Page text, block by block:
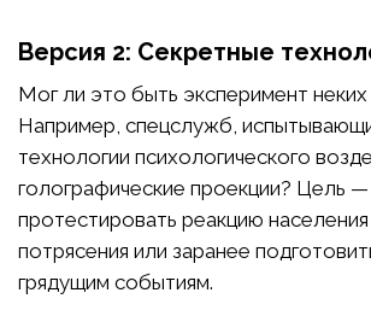
Версия 2: Секретные
Мог ли это быть эксперимент
Например, спецслужб,
технологии психологического
голографические проекции? Цель —
протестировать реакцию
потрясения или заранее
грядущим событиям.